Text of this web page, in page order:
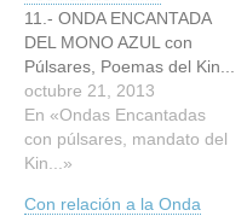
11.- ONDA ENCANTADA
DEL MONO AZUL con
Púlsares, Poemas del Kin...
octubre 21, 2013
En «Ondas Encantadas
con púlsares, mandato del
Kin...»
Con relación a la Onda